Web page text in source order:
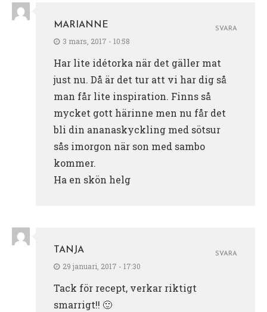
MARIANNE
3 mars, 2017 - 10:58
Har lite idétorka när det gäller mat
just nu. Då är det tur att vi har dig så
man får lite inspiration. Finns så
mycket gott härinne men nu får det
bli din ananaskyckling med sötsur
sås imorgon när son med sambo
kommer.
Ha en skön helg
SVARA
TANJA
29 januari, 2017 - 17:30
Tack för recept, verkar riktigt
smarrigt!! 🙂
SVARA